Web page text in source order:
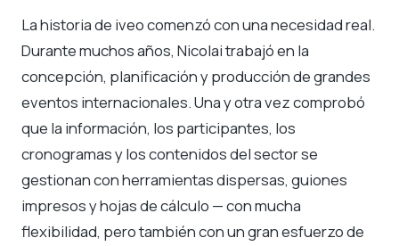
La historia de iveo comenzó con una necesidad real.
Durante muchos años, Nicolai trabajó en la
concepción, planificación y producción de grandes
eventos internacionales. Una y otra vez comprobó
que la información, los participantes, los
cronogramas y los contenidos del sector se
gestionan con herramientas dispersas, guiones
impresos y hojas de cálculo — con mucha
flexibilidad, pero también con un gran esfuerzo de